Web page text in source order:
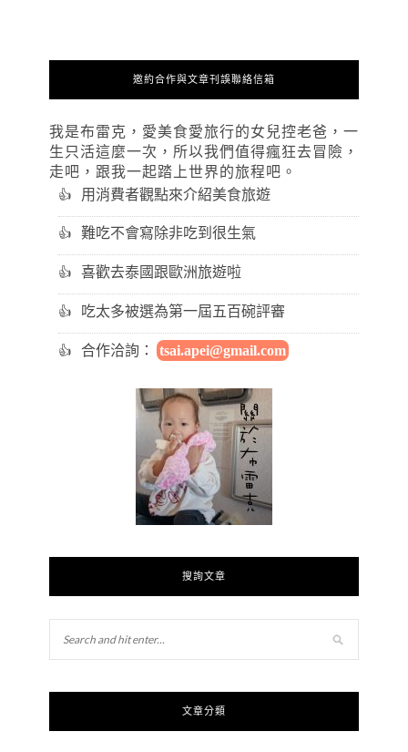
邀約合作與文章刊誤聯絡信箱
我是布雷克，愛美食愛旅行的女兒控老爸，一
生只活這麼一次，所以我們值得瘋狂去冒險，
走吧，跟我一起踏上世界的旅程吧。
用消費者觀點來介紹美食旅遊
難吃不會寫除非吃到很生氣
喜歡去泰國跟歐洲旅遊啦
吃太多被選為第一屆五百碗評審
合作洽詢： tsai.apei@gmail.com
搜詢文章
文章分類